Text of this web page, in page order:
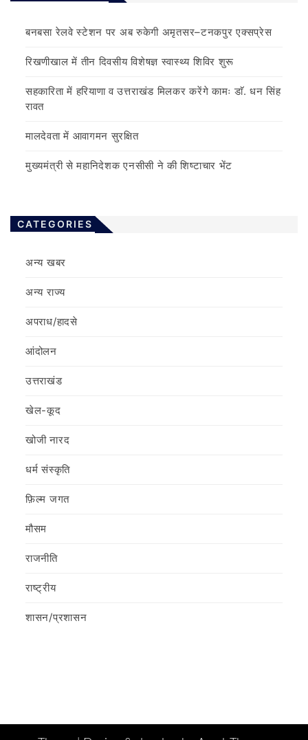
बनबसा रेलवे स्टेशन पर अब रुकेगी अमृतसर–टनकपुर एक्सप्रेस
रिखणीखाल में तीन दिवसीय विशेषज्ञ स्वास्थ्य शिविर शुरू
सहकारिता में हरियाणा व उत्तराखंड मिलकर करेंगे कामः डाॅ. धन सिंह
रावत
मालदेवता में आवागमन सुरक्षित
मुख्यमंत्री से महानिदेशक एनसीसी ने की शिष्टाचार भेंट
CATEGORIES
अन्य खबर
अन्य राज्य
अपराध/हादसे
आंदोलन
उत्तराखंड
खेल-कूद
खोजी नारद
धर्म संस्कृति
फ़िल्‍म जगत
मौसम
राजनीति
राष्ट्रीय
शासन/प्रशासन